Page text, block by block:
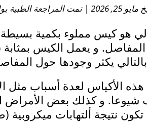
الطبية بواسطة:
هو كيس مملوء بكمية
المفاصل. و يعمل الكيس
يكثر وجودها حول
الأكياس لعدة أسباب مثل
شيوعا. و كذلك بعض الأمراض
نتيجة ألتهابات ميكروبية